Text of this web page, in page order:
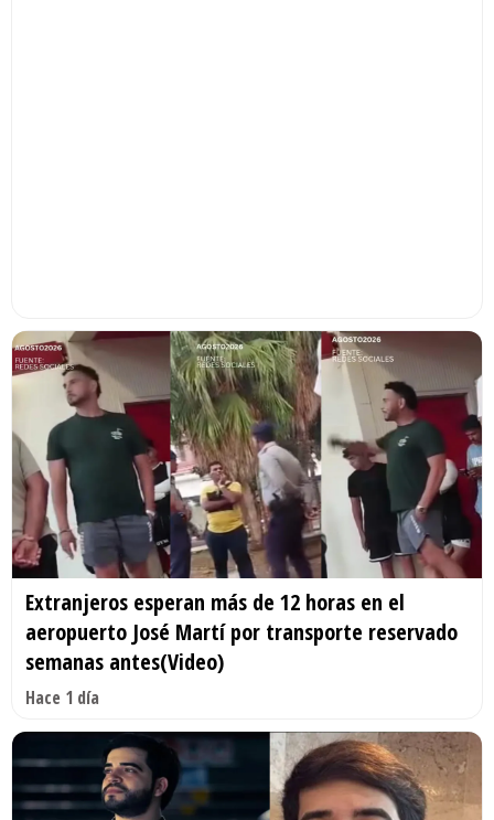
Extranjeros esperan más de 12 horas en el
aeropuerto José Martí por transporte reservado
semanas antes(Video)
Hace 1 día